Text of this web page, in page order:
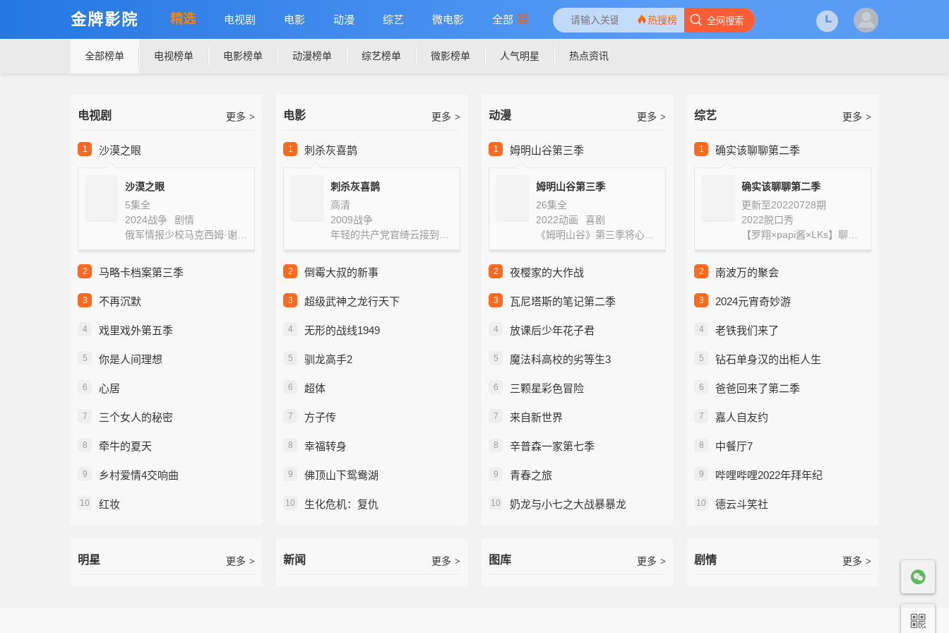
金牌影院 精选 电视剧 电影 动漫 综艺 微电影 全部 全网搜索
热搜榜
全部榜单 电视榜单 电影榜单 动漫榜单 综艺榜单 微影榜单 人气明星 热点资讯
电视剧 更多 >
1 沙漠之眼
沙漠之眼
5集全
2024战争
剧情
俄军情报少校马克西姆·谢霍夫佐夫带着一名来自特种部队的年轻狙击手，抵达…
2 马略卡档案第三季
3 不再沉默
4 戏里戏外第五季
5 你是人间理想
6 心居
7 三个女人的秘密
8 牵牛的夏天
9 乡村爱情4交响曲
10 红妆
电影 更多 >
1 刺杀灰喜鹊
刺杀灰喜鹊
高清
2009战争
2 倒霉大叔的新事
3 超级武神之龙行天下
4 无形的战线1949
5 驯龙高手2
6 超体
7 方子传
8 幸福转身
9 佛顶山下鸳鸯湖
10 生化危机：复仇
动漫 更多 >
1 姆明山谷第三季
姆明山谷第三季
26集全
2022动画
喜剧
《姆明山谷》第三季将心爱的姆明和朋友们带回到我们的屏幕上，带来更多的乐…
2 夜樱家的大作战
3 瓦尼塔斯的笔记第二季
4 放课后少年花子君
5 魔法科高校的劣等生3
6 三颗星彩色冒险
7 来自新世界
8 辛普森一家第七季
9 青春之旅
10 奶龙与小七之大战暴暴龙
综艺 更多 >
1 确实该聊聊第二季
确实该聊聊第二季
更新至20220728期
2022脱口秀
2 南波万的聚会
3 2024元宵奇妙游
4 老铁我们来了
5 钻石单身汉的出柜人生
6 爸爸回来了第二季
7 嘉人自友约
8 中餐厅7
9 哔哩哔哩2022年拜年纪
10 德云斗笑社
明星 更多 > 新闻 更多 > 图库 更多 > 剧情 更多 >